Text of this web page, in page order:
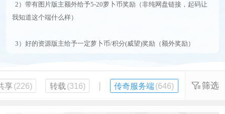
2）带有图片版主额外给予5-20萝卜币奖励（非纯网盘链接，起码让
我知道这个端什么样）
3）好的资源版主给予一定萝卜币/积分(威望)奖励（额外奖励）
享(226) 转载(316) 传奇服务端(646) 筛选